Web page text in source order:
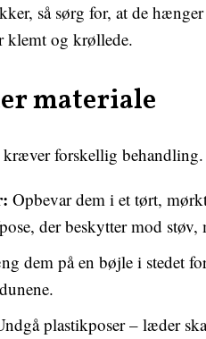
så sørg for, at de
klemt og krøllede.
materiale
forskellig
Opbevar dem i et tørt,
der beskytter mod støv,
dem på en bøjle i stedet
plastikposer – læder